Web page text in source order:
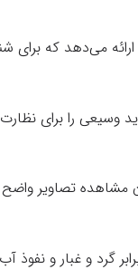
ارائه می‌دهد که
مشاهده تصاویر